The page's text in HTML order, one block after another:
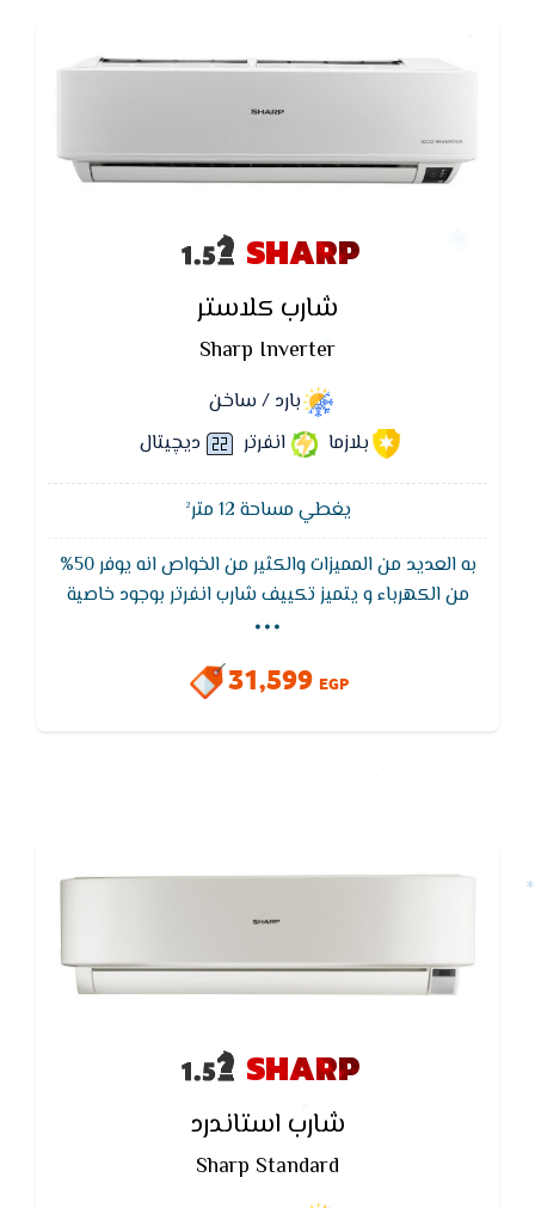
SHARP
شارب كلاستر
Sharp Inverter
بارد / ساخن
بلازما
انفرتر ديچيتال
يغطي مساحة 12 متر²
به العديد من المميزات والكثير من الخواص انه يوفر 50%
من الكهرباء و يتميز تكييف شارب انفرتر بوجود خاصية
البلازما كلاستر والتى تعمل على تنقية الهواء من الاتربة
والبكتريا والروائح الكريهة ومزود تكييف شارب بخاصية
التربو و هي التبريد السريع في الغرفه لمده قصيره و ايضا
...
31,599 EGP
SHARP
شارب استاندرد
Sharp Standard